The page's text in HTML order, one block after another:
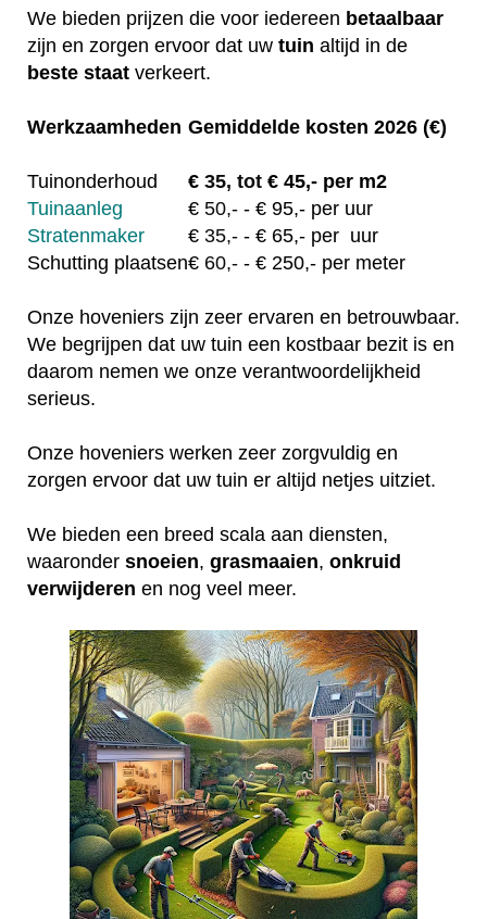
We bieden prijzen die voor iedereen betaalbaar
zijn en zorgen ervoor dat uw tuin altijd in de
beste staat verkeert.
Werkzaamheden Gemiddelde kosten 2026 (€)
Tuinonderhoud € 35, tot € 45,- per m2
Tuinaanleg
€ 50,- - € 95,- per uur
Stratenmaker
€ 35,- - € 65,- per uur
Schutting plaatsen€ 60,- - € 250,- per meter
Onze hoveniers zijn zeer ervaren en betrouwbaar.
We begrijpen dat uw tuin een kostbaar bezit is en
daarom nemen we onze verantwoordelijkheid
serieus.
Onze hoveniers werken zeer zorgvuldig en
zorgen ervoor dat uw tuin er altijd netjes uitziet.
We bieden een breed scala aan diensten,
waaronder snoeien, grasmaaien, onkruid
verwijderen en nog veel meer.